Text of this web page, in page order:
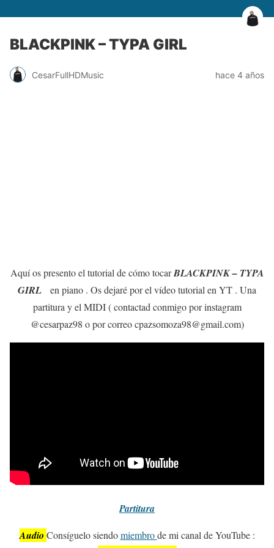
BLACKPINK – TYPA GIRL
CesarFullHDMusic hace 4 años
Aquí os presento el tutorial de cómo tocarBLACKPINK – TYPA
GIRL
en piano . Os dejaré por el vídeo tutorial en YT . Una
partitura y el MIDI ( contactad conmigo por instagram
@cesarpaz98 o por correo cpazsomoza98@gmail.com)
Partitura
Audio Consíguelo siendomiembrode mi canal de YouTube :